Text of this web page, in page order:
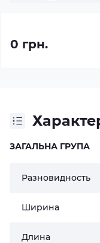
0 грн.
ЗАГАЛЬНА ГРУПА
Разновидность
Ширина
Длина